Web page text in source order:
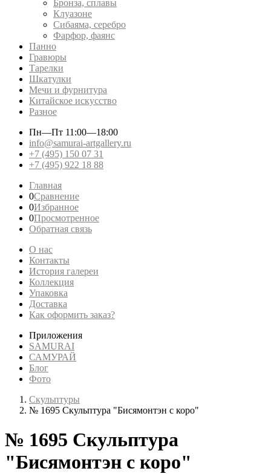
Бронза, сплавы
Клуазоне
Сибаяма, серебро
Фарфор, фаянс
Панно
Гравюры
Тарелки
Шкатулки
Мечи и фурнитура
Китайское искусство
Разное
Пн—Пт 11:00—18:00
info@samurai-artgallery.ru
+7 (495) 150 07 31
+7 (495) 922 18 88
Главная
0Сравнение
0Избранное
0Просмотренное
Обратная связь
О нас
Контакты
История галереи
Коллекция
Упаковка
Доставка
Как оформить заказ?
Приложения
SAMURAI
САМУРАЙ
Блог
Фото
Скульптуры
№ 1695 Скульптура "Бисямонтэн с коро"
№ 1695 Скульптура
"Бисямонтэн с коро"